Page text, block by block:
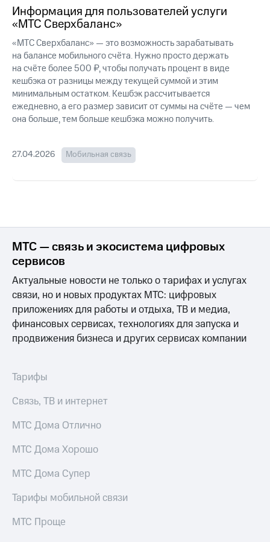
Услуги
Акции
Домашний
интернет
Домашнее
ТВ
ТВ
Домашний
номером
Поддержка
и подписки
МТС
Premium
Подписка
и многое
другое
Семейная
на тарифы,
подписки
доступ
для дома
149 ₽/
мес
МТС
Premium
Подписка
на гигабайты
интернета,
музыка
и многое
Скидка
общие
подписки
доступ
к геолокации
Сертификаты
безопасности
что
есть
в нашем
приложении
КИОН
Музыка
Информация для пользователей услуги
«МТС Сверхбаланс»
«МТС Сверхбаланс» — это возможность зарабатывать
на балансе мобильного счёта. Нужно просто держать
на счёте более 500 ₽, чтобы получать процент в виде
кешбэка от разницы между текущей суммой и этим
минимальным остатком. Кешбэк рассчитывается
ежедневно, а его размер зависит от суммы на счёте — чем
она больше, тем больше кешбэка можно получить.
27.04.2026 Мобильная связь
МТС — связь и экосистема цифровых
сервисов
Актуальные новости не только о тарифах и услугах
связи, но и новых продуктах МТС: цифровых
приложениях для работы и отдыха, ТВ и медиа,
финансовых сервисах, технологиях для запуска и
продвижения бизнеса и других сервисах компании
Тарифы
Связь, ТВ и интернет
МТС Дома Отлично
МТС Дома Хорошо
МТС Дома Супер
Тарифы мобильной связи
МТС Проще